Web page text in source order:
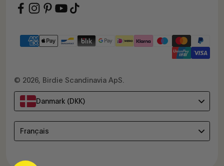
© 2026, Birdie Scandinavia ApS.
Danmark (DKK)
Language
Français